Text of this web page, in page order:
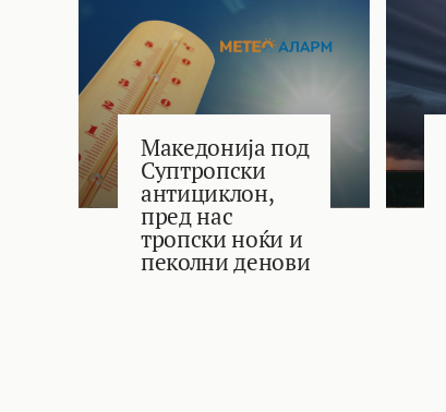
Македонија под
Суптропски
антициклон,
пред нас
тропски ноќи и
пеколни денови